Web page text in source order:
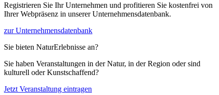
Registrieren Sie Ihr Unternehmen und profitieren Sie kostenfrei von
Ihrer Webpräsenz in unserer Unternehmensdatenbank.
zur Unternehmensdatenbank
Sie bieten NaturErlebnisse an?
Sie haben Veranstaltungen in der Natur, in der Region oder sind
kulturell oder Kunstschaffend?
Jetzt Veranstaltung eintragen